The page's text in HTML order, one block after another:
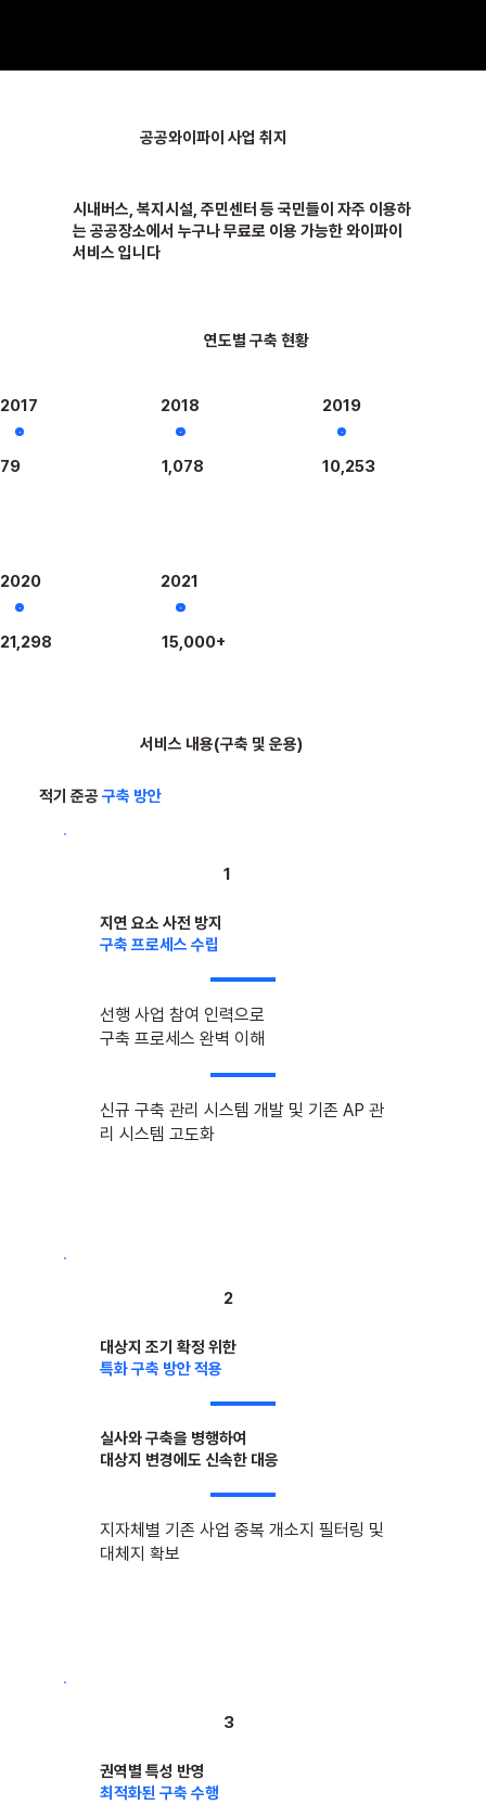
시내버스, 복지시설, 주민센터 등 국민들이 자주 이용하
는 공공장소에서 누구나 무료로 이용 가능한 와이파이
서비스 입니다
공공와이파이 사업 취지
연도별 구축 현황
79
2017
1,078
2018
10,253
2019
21,298
2020
15,000+
2021
서비스 내용(구축 및 운용)
1
지연 요소 사전 방지
구축 프로세스 수립
선행 사업 참여 인력으로
​구축 프로세스 완벽 이해
신규 구축 관리 시스템 개발 및 기존 AP 관
리 시스템 고도화
2
대상지 조기 확정 위한
특화 구축 방안 적용
실사와 구축을 병행하여
대상지 변경에도 신속한 대응
지자체별 기존 사업 중복 개소지 필터링 및
대체지 확보
3
권역별 특성 반영
최적화된 구축 수행
적기 준공 구축 방안